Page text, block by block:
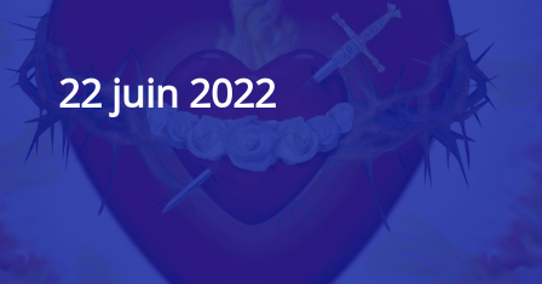
22 juin 2022